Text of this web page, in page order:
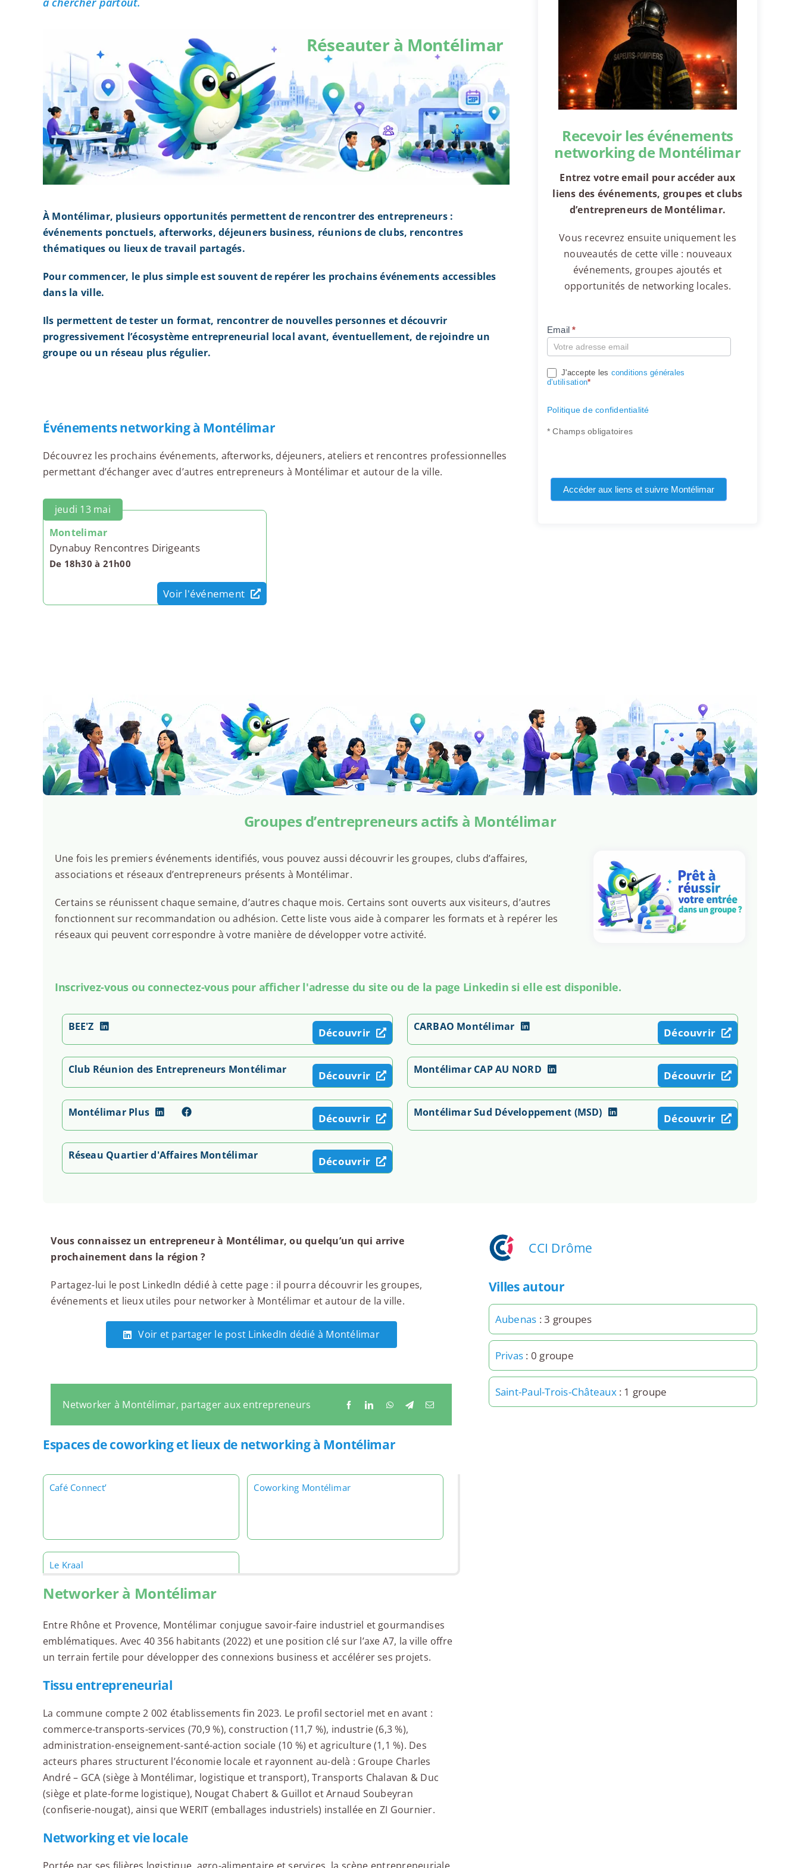
Réseauter à Montélimar
À Montélimar, plusieurs opportunités permettent de rencontrer des entrepreneurs :
événements ponctuels, afterworks, déjeuners business, réunions de clubs, rencontres
thématiques ou lieux de travail partagés.
Pour commencer, le plus simple est souvent de repérer les prochains événements accessibles
dans la ville.
Ils permettent de tester un format, rencontrer de nouvelles personnes et découvrir
progressivement l’écosystème entrepreneurial local avant, éventuellement, de rejoindre un
groupe ou un réseau plus régulier.
Événements networking à Montélimar
Découvrez les prochains événements, afterworks, déjeuners, ateliers et rencontres professionnelles
permettant d’échanger avec d’autres entrepreneurs à Montélimar et autour de la ville.
jeudi 13 mai
Montelimar
Dynabuy Rencontres Dirigeants
De 18h30 à 21h00
Voir l'événement
Recevoir les événements
networking de Montélimar
Entrez votre email pour accéder aux
liens des événements, groupes et clubs
d’entrepreneurs de Montélimar.
Vous recevrez ensuite uniquement les
nouveautés de cette ville : nouveaux
événements, groupes ajoutés et
opportunités de networking locales.
Compte
Email*
J'accepte les conditions générales
d’utilisation*
Politique de confidentialité
* Champs obligatoires
Accéder aux liens et suivre Montélimar
Groupes d’entrepreneurs actifs à Montélimar
Une fois les premiers événements identifiés, vous pouvez aussi découvrir les groupes, clubs d’affaires,
associations et réseaux d’entrepreneurs présents à Montélimar.
Certains se réunissent chaque semaine, d’autres chaque mois. Certains sont ouverts aux visiteurs, d’autres
fonctionnent sur recommandation ou adhésion. Cette liste vous aide à comparer les formats et à repérer les
réseaux qui peuvent correspondre à votre manière de développer votre activité.
Inscrivez-vous ou connectez-vous pour afficher l'adresse du site ou de la page Linkedin si elle est disponible.
BEE'Z Découvrir CARBAO Montélimar Découvrir
Club Réunion des Entrepreneurs Montélimar Découvrir Montélimar CAP AU NORD Découvrir
Montélimar Plus Découvrir Montélimar Sud Développement (MSD) Découvrir
Réseau Quartier d'Affaires Montélimar Découvrir
Vous connaissez un entrepreneur à Montélimar, ou quelqu’un qui arrive
prochainement dans la région ?
Partagez-lui le post LinkedIn dédié à cette page : il pourra découvrir les groupes,
événements et lieux utiles pour networker à Montélimar et autour de la ville.
Voir et partager le post LinkedIn dédié à Montélimar
Networker à Montélimar, partager aux entrepreneurs
Espaces de coworking et lieux de networking à Montélimar
Café Connect’ Coworking Montélimar
Le Kraal
Networker à Montélimar
Entre Rhône et Provence, Montélimar conjugue savoir-faire industriel et gourmandises
emblématiques. Avec 40 356 habitants (2022) et une position clé sur l’axe A7, la ville offre
un terrain fertile pour développer des connexions business et accélérer ses projets.
Tissu entrepreneurial
La commune compte 2 002 établissements fin 2023. Le profil sectoriel met en avant :
commerce-transports-services (70,9 %), construction (11,7 %), industrie (6,3 %),
administration-enseignement-santé-action sociale (10 %) et agriculture (1,1 %). Des
acteurs phares structurent l’économie locale et rayonnent au-delà : Groupe Charles
André – GCA (siège à Montélimar, logistique et transport), Transports Chalavan & Duc
(siège et plate-forme logistique), Nougat Chabert & Guillot et Arnaud Soubeyran
(confiserie-nougat), ainsi que WERIT (emballages industriels) installée en ZI Gournier.
Networking et vie locale
CCI Drôme
Villes autour
Aubenas : 3 groupes
Privas : 0 groupe
Saint-Paul-Trois-Châteaux: 1 groupe